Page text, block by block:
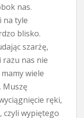
nas.
na tyle
blisko.
szarżę,
nas nie
wiele
Muszę
ręki,
czyli wypiętego